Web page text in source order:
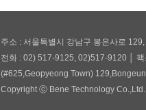
주소 : 서울특별시 강남구 봉은사로
전화 : 02) 517-9125, 02)517-9120 │
(#625,Geopyeong Town)
Copyright ⓒ Bene Technology